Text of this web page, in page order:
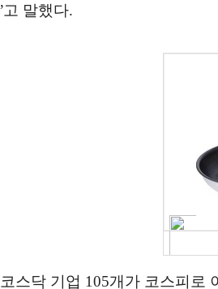
말했다.
스닥 기업 105개가 코스피로